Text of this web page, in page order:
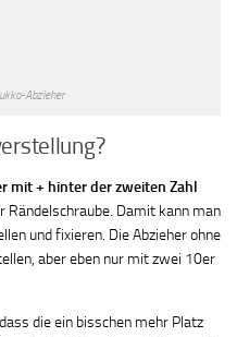
Abzieher
mit + hinter der zweiten Zahl
Rändelschraube. Damit kann man
und fixieren. Die Abzieher ohne
aber eben nur mit zwei 10er
die ein bisschen mehr Platz